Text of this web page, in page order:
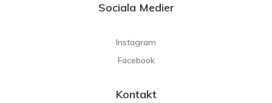
Sociala Medier
Instagram
Facebook
Kontakt